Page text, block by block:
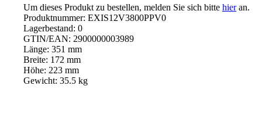
Um dieses Produkt zu bestellen, melden Sie sich bitte hieran.
Produktnummer: EXIS12V3800PPV0
Lagerbestand: 0
GTIN/EAN: 2900000003989
Länge: 351 mm
Breite: 172 mm
Höhe: 223 mm
Gewicht: 35.5 kg